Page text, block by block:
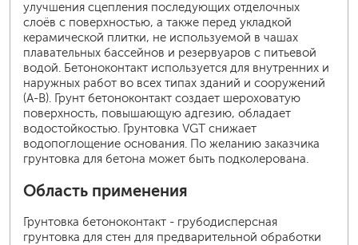
улучшения сцепления последующих отделочных
слоёв с поверхностью, а также перед укладкой
керамической плитки, не используемой в чашах
плавательных бассейнов и резервуаров с питьевой
водой. Бетоноконтакт используется для внутренних и
наружных работ во всех типах зданий и сооружений
(А-В). Грунт бетоноконтакт создает шероховатую
поверхность, повышающую адгезию, обладает
водостойкостью. Грунтовка VGT снижает
водопоглощение основания. По желанию заказчика
грунтовка для бетона может быть подколерована.
Область применения
Грунтовка бетоноконтакт - грубодисперсная
грунтовка для стен для предварительной обработки